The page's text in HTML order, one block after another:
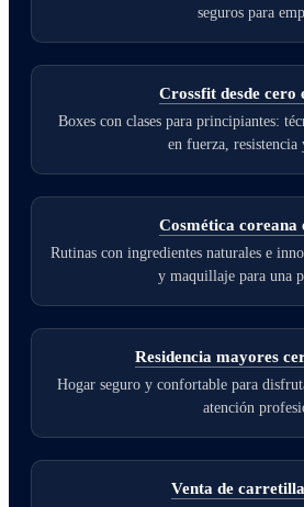
seguros para
Crossfit desde cero
Boxes con clases para principiantes:
en fuerza, resistencia
Cosmética coreana
Rutinas con ingredientes naturales e
y maquillaje para una
Residencia mayores
Hogar seguro y confortable para
atención
Venta de